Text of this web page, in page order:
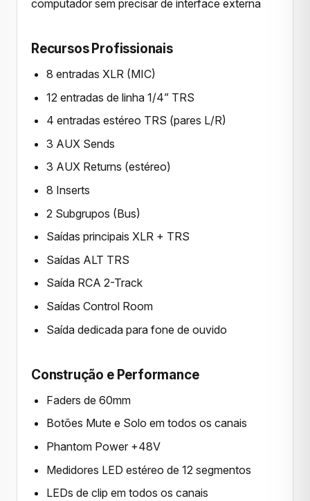
computador sem precisar de interface externa
Recursos Profissionais
8 entradas XLR (MIC)
12 entradas de linha 1/4” TRS
4 entradas estéreo TRS (pares L/R)
3 AUX Sends
3 AUX Returns (estéreo)
8 Inserts
2 Subgrupos (Bus)
Saídas principais XLR + TRS
Saídas ALT TRS
Saída RCA 2-Track
Saídas Control Room
Saída dedicada para fone de ouvido
Construção e Performance
Faders de 60mm
Botões Mute e Solo em todos os canais
Phantom Power +48V
Medidores LED estéreo de 12 segmentos
LEDs de clip em todos os canais